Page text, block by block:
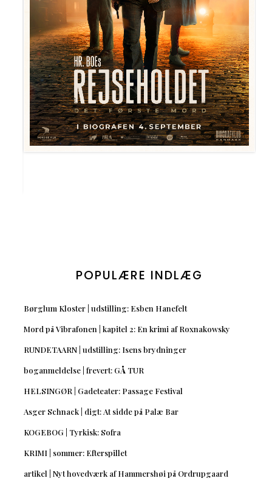
POPULÆRE INDLÆG
Børglum Kloster | udstilling: Esben Hanefelt
Mord på Vibrafonen | kapitel 2: En krimi af Roxnakowsky
RUNDETAARN | udstilling: Isens brydninger
boganmeldelse | frevert: GÅ TUR
HELSINGØR | Gadeteater: Passage Festival
Asger Schnack | digt: At sidde på Palæ Bar
KOGEBOG | Tyrkisk: Sofra
KRIMI | sommer: Efterspillet
artikel | Nyt hovedværk af Hammershøi på Ordrupgaard